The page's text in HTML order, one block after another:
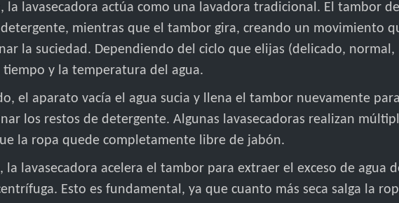
la lavasecadora actúa como una lavadora tradicional. El tambor
mientras que el tambor gira, creando un movimiento
la suciedad. Dependiendo del ciclo que elijas (delicado, normal,
y la temperatura del agua.
el aparato vacía el agua sucia y llena el tambor nuevamente para
los restos de detergente. Algunas lavasecadoras realizan
la ropa quede completamente libre de jabón.
la lavasecadora acelera el tambor para extraer el exceso de agua
Esto es fundamental, ya que cuanto más seca salga la